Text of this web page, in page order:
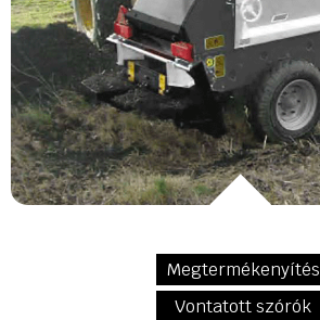
Megtermékenyítés
Vontatott szórók